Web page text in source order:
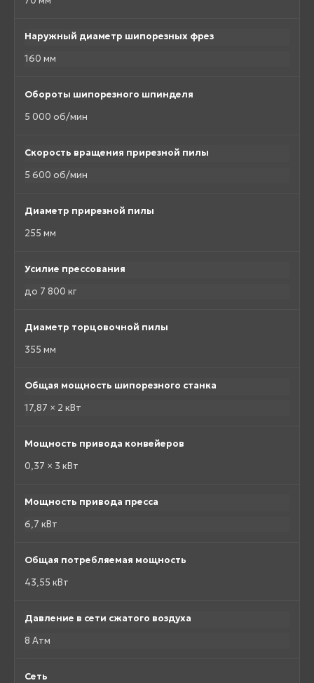
Наружный диаметр шипорезных фрез
160 мм
Обороты шипорезного шпинделя
5 000 об/мин
Скорость вращения прирезной пилы
5 600 об/мин
Диаметр прирезной пилы
255 мм
Усилие прессования
до 7 800 кг
Диаметр торцовочной пилы
355 мм
Общая мощность шипорезного станка
17,87 × 2 кВт
Мощность привода конвейеров
0,37 × 3 кВт
Мощность привода пресса
6,7 кВт
Общая потребляемая мощность
43,55 кВт
Давление в сети сжатого воздуха
8 Атм
Сеть